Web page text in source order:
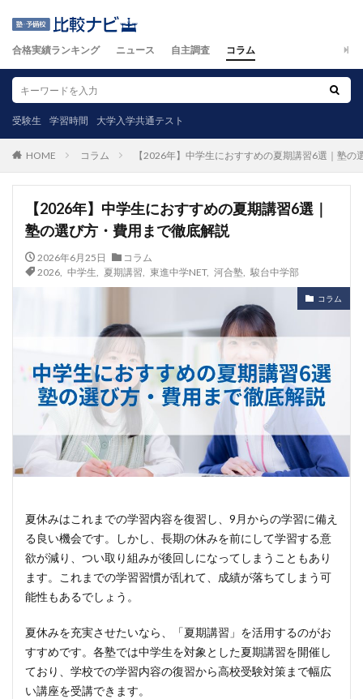
合格実績ランキング ニュース 自主調査 コラム
受験生 学習時間 大学入学共通テスト
HOME コラム 【2026年】中学生におすすめの夏期講習6選｜塾の
【2026年】中学生におすすめの夏期講習6選｜
塾の選び方・費用まで徹底解説
2026年6月25日
コラム
2026, 中学生 夏期講習 東進中学NET, 河合塾, 駿台中学部
コラム
夏休みはこれまでの学習内容を復習し、9月からの学習に備え
る良い機会です。しかし、長期の休みを前にして学習する意
欲が減り、つい取り組みが後回しになってしまうこともあり
ます。これまでの学習習慣が乱れて、成績が落ちてしまう可
能性もあるでしょう。
夏休みを充実させたいなら、「夏期講習」を活用するのがお
すすめです。各塾では中学生を対象とした夏期講習を開催し
ており、学校での学習内容の復習から高校受験対策まで幅広
い講座を受講できます。